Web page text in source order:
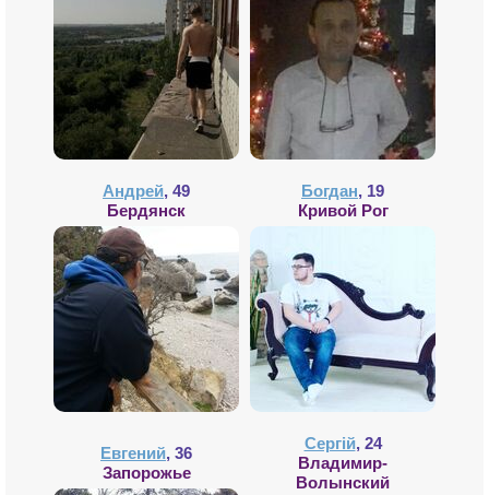
Андрей, 49
Бердянск
Богдан, 19
Кривой Рог
Евгений, 36
Запорожье
Сергій, 24
Владимир-
Волынский